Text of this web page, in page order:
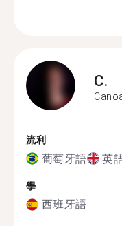
C.
流利
葡萄牙語 英
學
西班牙語